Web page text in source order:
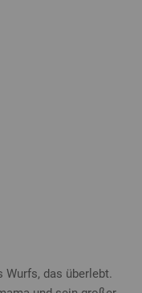
das überlebt.